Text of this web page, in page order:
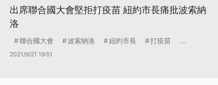
出席聯合國大會堅拒打疫苗 紐約市長痛批波索納
洛
聯合國大會 波索納洛 紐約市長 打疫苗 ...
2021/9/21 19:51